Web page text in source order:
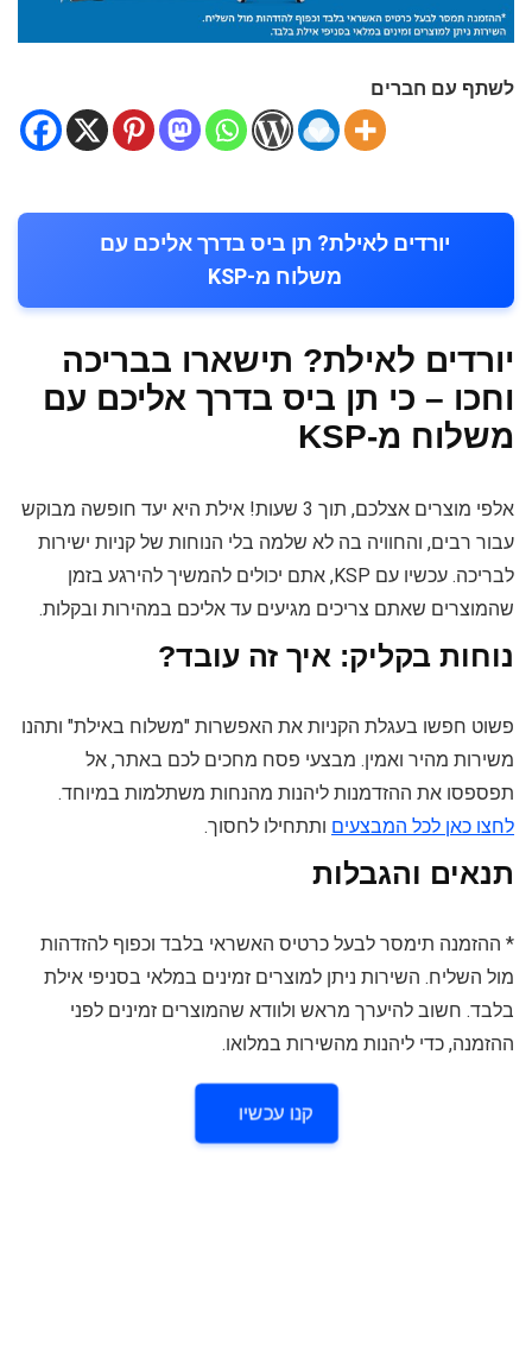
לשתף עם חברים
יורדים לאילת? תן ביס בדרך אליכם עם
משלוח מ-KSP
יורדים לאילת? תישארו בבריכה
וחכו – כי תן ביס בדרך אליכם עם
משלוח מ-KSP
אלפי מוצרים אצלכם, תוך 3 שעות! אילת היא יעד חופשה מבוקש
עבור רבים, והחוויה בה לא שלמה בלי הנוחות של קניות ישירות
לבריכה. עכשיו עם KSP, אתם יכולים להמשיך להירגע בזמן
שהמוצרים שאתם צריכים מגיעים עד אליכם במהירות ובקלות.
נוחות בקליק: איך זה עובד?
פשוט חפשו בעגלת הקניות את האפשרות "משלוח באילת" ותהנו
משירות מהיר ואמין. מבצעי פסח מחכים לכם באתר, אל
תפספסו את ההזדמנות ליהנות מהנחות משתלמות במיוחד.
לחצו כאן לכל המבצעים ותתחילו לחסוך.
תנאים והגבלות
* ההזמנה תימסר לבעל כרטיס האשראי בלבד וכפוף להזדהות
מול השליח. השירות ניתן למוצרים זמינים במלאי בסניפי אילת
בלבד. חשוב להיערך מראש ולוודא שהמוצרים זמינים לפני
ההזמנה, כדי ליהנות מהשירות במלואו.
קנו עכשיו